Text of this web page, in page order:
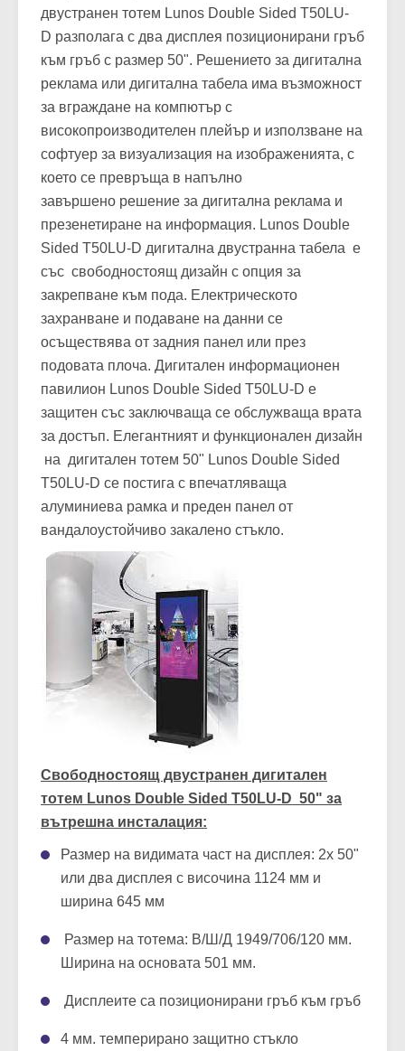
двустранен тотем Lunos Double Sided T50LU-
D разполага с два дисплея позиционирани гръб
към гръб с размер 50". Решението за дигитална
реклама или дигитална табела има възможност
за вграждане на компютър с
високопроизводителен плейър и използване на
софтуер за визуализация на изображенията, с
което се превръща в напълно
завършено решение за дигитална реклама и
презенетиране на информация. Lunos Double
Sided T50LU-D дигитална двустранна табела е
със свободностоящ дизайн с опция за
закрепване към пода. Електрическото
захранване и подаване на данни се
осъществява от задния панел или през
подовата плоча. Дигитален информационен
павилион Lunos Double Sided T50LU-D е
защитен със заключваща се обслужваща врата
за достъп. Елегантният и функционален дизайн
на дигитален тотем 50" Lunos Double Sided
T50LU-D се постига с впечатляваща
алуминиева рамка и преден панел от
вандалоустойчиво закалено стъкло.
Свободностоящ двустранен дигитален
тотем Lunos Double Sided T50LU-D 50" за
вътрешна инсталация:
Размер на видимата част на дисплея: 2х 50"
или два дисплея с височина 1124 мм и
ширина 645 мм
Размер на тотема: В/Ш/Д 1949/706/120 мм.
Ширина на основата 501 мм.
Дисплеите са позиционирани гръб към гръб
4 мм. темперирано защитно стъкло